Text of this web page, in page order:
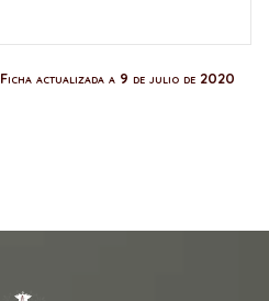
Ficha actualizada a 9 de julio de 2020